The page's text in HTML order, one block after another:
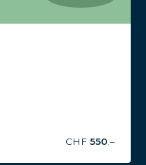
CHF 550.–